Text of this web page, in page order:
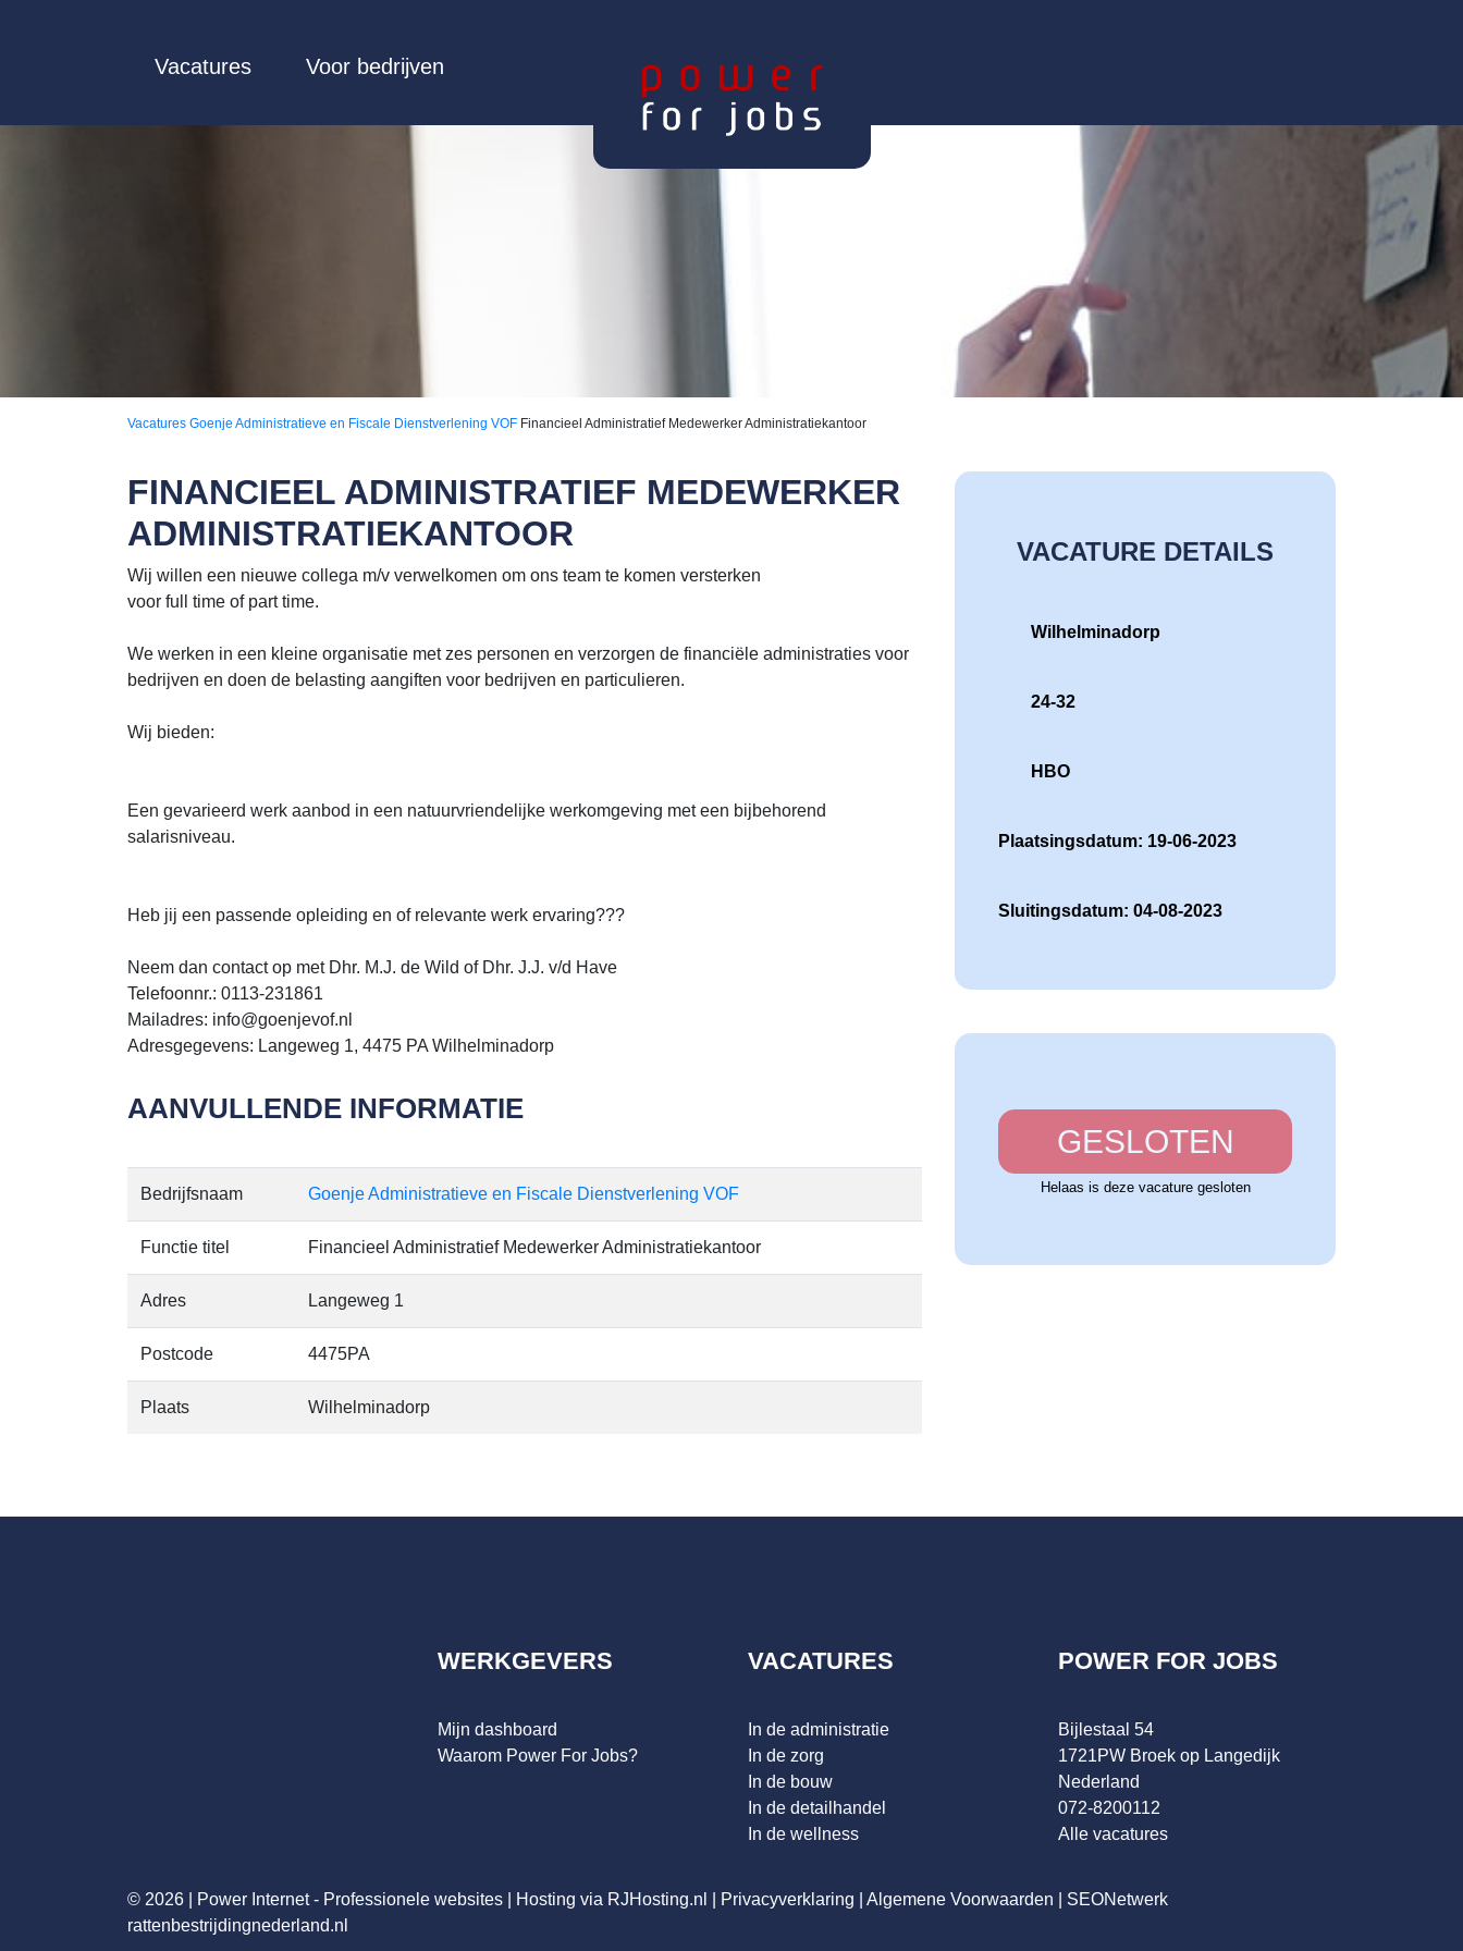
Vacatures Voor bedrijven
Vacatures Goenje Administratieve en Fiscale Dienstverlening VOF Financieel Administratief Medewerker Administratiekantoor
FINANCIEEL ADMINISTRATIEF MEDEWERKER
ADMINISTRATIEKANTOOR
Wij willen een nieuwe collega m/v verwelkomen om ons team te komen versterken
voor full time of part time.
We werken in een kleine organisatie met zes personen en verzorgen de financiële administraties voor
bedrijven en doen de belasting aangiften voor bedrijven en particulieren.
Wij bieden:
Een gevarieerd werk aanbod in een natuurvriendelijke werkomgeving met een bijbehorend
salarisniveau.
Heb jij een passende opleiding en of relevante werk ervaring???
Neem dan contact op met Dhr. M.J. de Wild of Dhr. J.J. v/d Have
Telefoonnr.: 0113-231861
Mailadres: info@goenjevof.nl
Adresgegevens: Langeweg 1, 4475 PA Wilhelminadorp
AANVULLENDE INFORMATIE
Bedrijfsnaam Goenje Administratieve en Fiscale Dienstverlening VOF
Functie titel Financieel Administratief Medewerker Administratiekantoor
Adres Langeweg 1
Postcode 4475PA
Plaats Wilhelminadorp
VACATURE DETAILS
Wilhelminadorp
24-32
HBO
Plaatsingsdatum: 19-06-2023
Sluitingsdatum: 04-08-2023
GESLOTEN
Helaas is deze vacature gesloten
WERKGEVERS
Mijn dashboard
Waarom Power For Jobs?
VACATURES
In de administratie
In de zorg
In de bouw
In de detailhandel
In de wellness
POWER FOR JOBS
Bijlestaal 54
1721PW Broek op Langedijk
Nederland
072-8200112
Alle vacatures
© 2026 | Power Internet - Professionele websites Hosting via RJHosting.nl Privacyverklaring Algemene Voorwaarden
SEONetwerk
rattenbestrijdingnederland.nl